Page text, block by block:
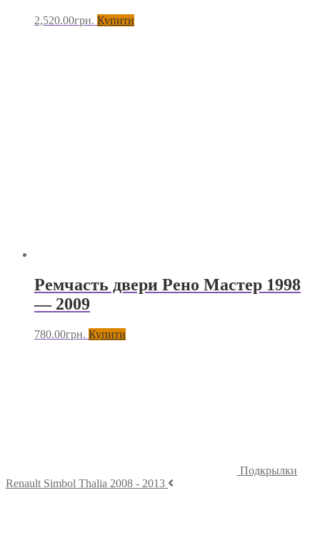
2,520.00грн. Купити
Ремчасть двери Рено Мастер 1998
— 2009
780.00грн. Купити
Подкрылки
Renault Simbol Thalia 2008 - 2013